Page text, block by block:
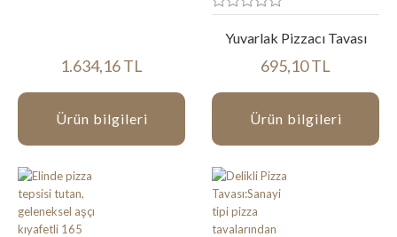
1.634,16 TL
Ürün bilgileri
Yuvarlak Pizzacı Tavası
695,10 TL
Ürün bilgileri